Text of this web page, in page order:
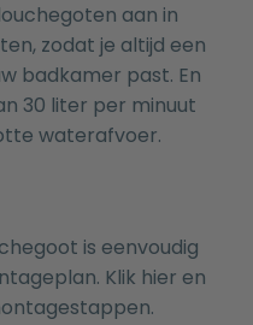
aan in
zodat je altijd een
badkamer past. En
30 liter per minuut
waterafvoer.
is eenvoudig
Klik hier en